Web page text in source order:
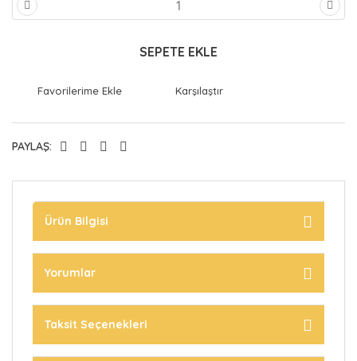
SEPETE EKLE
Karşılaştır
PAYLAŞ:
Ürün Bilgisi
Yorumlar
Taksit Seçenekleri